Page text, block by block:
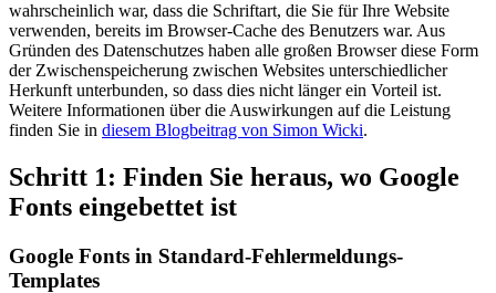
wahrscheinlich war, dass die Schriftart, die Sie für Ihre Website
verwenden, bereits im Browser-Cache des Benutzers war. Aus
Gründen des Datenschutzes haben alle großen Browser diese Form
der Zwischenspeicherung zwischen Websites unterschiedlicher
Herkunft unterbunden, so dass dies nicht länger ein Vorteil ist.
Weitere Informationen über die Auswirkungen auf die Leistung
finden Sie in diesem Blogbeitrag von Simon Wicki.
Schritt 1: Finden Sie heraus, wo Google
Fonts eingebettet ist
Google Fonts in Standard-Fehlermeldungs-
Templates